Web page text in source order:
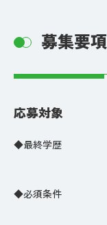
募集要項
応募対象
◆最終学歴
◆必須条件